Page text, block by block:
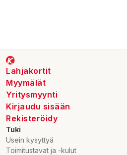
Lahjakortit
Myymälät
Yritysmyynti
Kirjaudu sisään
Rekisteröidy
Tuki
Usein kysyttyä
Toimitustavat ja -kulut